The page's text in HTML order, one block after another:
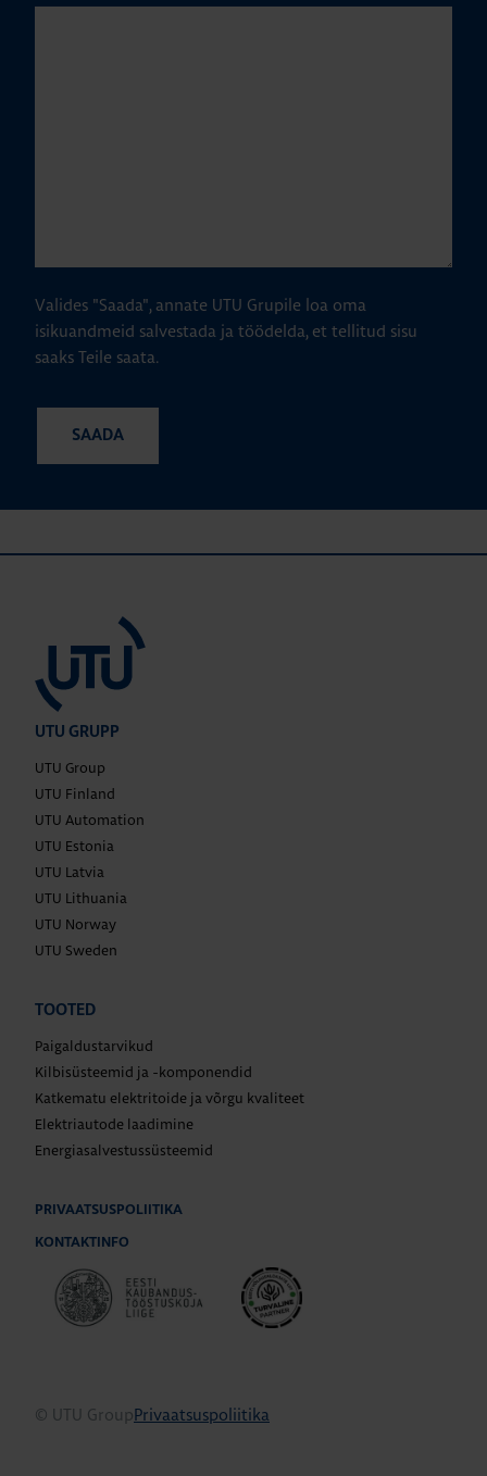
Valides "Saada", annate UTU Grupile loa oma
isikuandmeid salvestada ja töödelda, et tellitud sisu
saaks Teile saata.
UTU GRUPP
UTU Group
UTU Finland
UTU Automation
UTU Estonia
UTU Latvia
UTU Lithuania
UTU Norway
UTU Sweden
TOOTED
Paigaldustarvikud
Kilbisüsteemid ja -komponendid
Katkematu elektritoide ja võrgu kvaliteet
Elektriautode laadimine
Energiasalvestussüsteemid
PRIVAATSUSPOLIITIKA
KONTAKTINFO
© UTU GroupPrivaatsuspoliitika